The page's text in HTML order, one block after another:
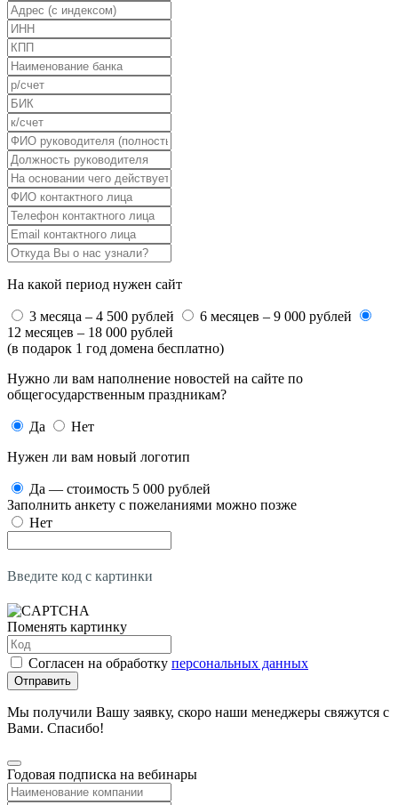
На какой период нужен сайт
3 месяца – 4 500 рублей
6 месяцев – 9 000 рублей
12 месяцев – 18 000 рублей
(в подарок 1 год домена бесплатно)
Нужно ли вам наполнение новостей на сайте по
общегосударственным праздникам?
Да
Нет
Нужен ли вам новый логотип
Да — стоимость 5 000 рублей
Заполнить анкету с пожеланиями можно позже
Нет
Введите код с картинки
Поменять картинку
Согласен на обработку персональных данных
Отправить
Мы получили Вашу заявку, скоро наши менеджеры свяжутся с
Вами. Спасибо!
Годовая подписка на вебинары